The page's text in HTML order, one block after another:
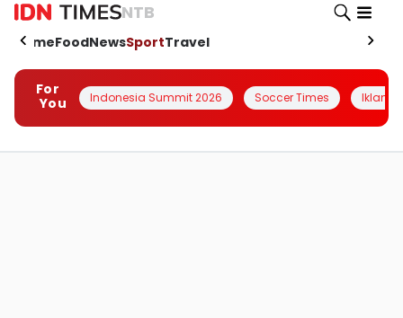
NTB
HomeFoodNewsSportTravel
For
You
Indonesia Summit 2026 Soccer Times Iklanin